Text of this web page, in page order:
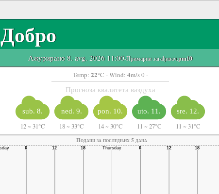
Добро
Ажурирано 8. avg. 2026 11:00-Примарни загађивач:pm10
Temp: 22°C - Wind: 4m/s 0 -
Прогноза квалитета ваздуха
sub. 8.
12 ~ 31°C
ned. 9.
18 ~ 33°C
pon. 10.
14 ~ 30°C
uto. 11.
11 ~ 27°C
sre. 12.
11 ~ 31°C
Подаци за последњих 5 дана